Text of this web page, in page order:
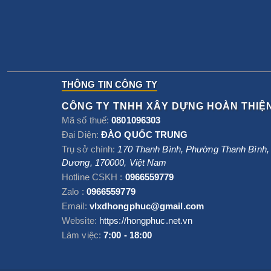
THÔNG TIN CÔNG TY
CÔNG TY TNHH XÂY DỰNG HOÀN
Mã số thuế:0801096303
Đại Diện: ĐÀO QUỐC TRUNG
Trụ sở chính: 170 Thanh Bình, Phường Thanh Bình,
Dương, 170000, Việt Nam
Hotline CSKH : 0966559779
Zalo : 0966559779
Email: vlxdhongphuc@gmail.com
Website: https://hongphuc.net.vn
Làm việc: 7:00 - 18:00